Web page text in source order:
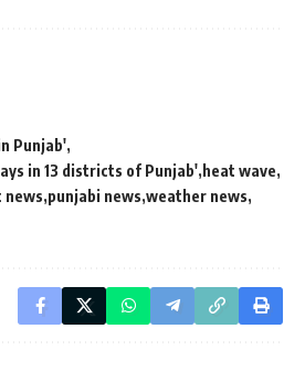
Punjab'
in 13 districts of Punjab' heat wave
news punjabi news weather news